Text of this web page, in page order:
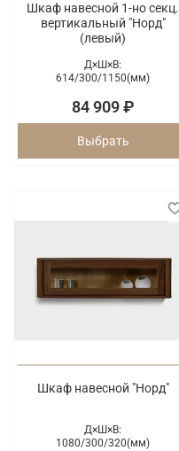
Шкаф навесной 1-но секц.
вертикальный "Норд"
(левый)
Д×Ш×В:
614/300/1150(мм)
84 909 ₽
Выбрать
Шкаф навесной "Норд"
Д×Ш×В:
1080/300/320(мм)